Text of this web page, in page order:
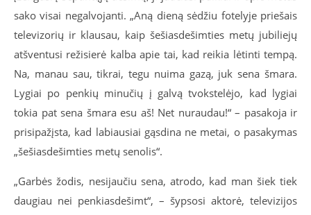
sako visai negalvojanti. „Aną dieną sėdžiu fotelyje priešais
televizorių ir klausau, kaip šešiasdešimties metų jubiliejų
atšventusi režisierė kalba apie tai, kad reikia lėtinti tempą.
Na, manau sau, tikrai, tegu nuima gazą, juk sena šmara.
Lygiai po penkių minučių į galvą tvokstelėjo, kad lygiai
tokia pat sena šmara esu aš! Net nuraudau!“ – pasakoja ir
prisipažįsta, kad labiausiai gąsdina ne metai, o pasakymas
„šešiasdešimties metų senolis“.
„Garbės žodis, nesijaučiu sena, atrodo, kad man šiek tiek
daugiau nei penkiasdešimt“, – šypsosi aktorė, televizijos